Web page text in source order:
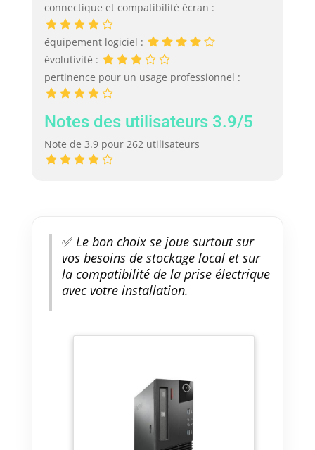
connectique et compatibilité écran :
équipement logiciel :
évolutivité :
pertinence pour un usage professionnel :
Notes des utilisateurs 3.9/5
Note de 3.9 pour 262 utilisateurs
✅Le bon choix se joue surtout sur
vos besoins de stockage local et sur
la compatibilité de la prise électrique
avec votre installation.